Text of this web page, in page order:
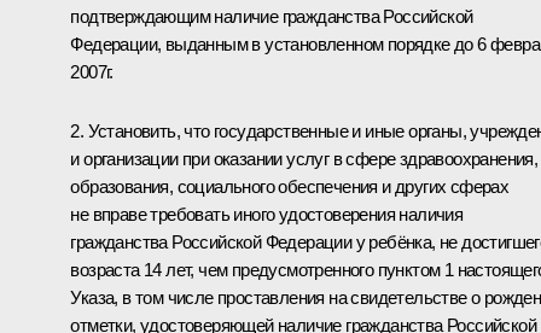
подтверждающим наличие гражданства Российской
Федерации, выданным в установленном порядке до 6
2007г.
2. Установить, что государственные и иные органы,
и организации при оказании услуг в сфере здравоохранения,
образования, социального обеспечения и других сферах
не вправе требовать иного удостоверения наличия
гражданства Российской Федерации у ребёнка, не
возраста 14 лет, чем предусмотренного пунктом 1
Указа, в том числе проставления на свидетельстве о
отметки, удостоверяющей наличие гражданства Российской